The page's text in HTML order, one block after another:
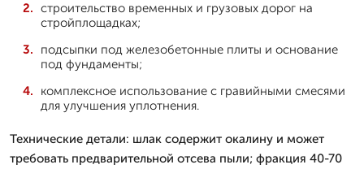
строительство временных и грузовых дорог на
стройплощадках;
подсыпки под железобетонные плиты и основание
под фундаменты;
комплексное использование с гравийными смесями
для улучшения уплотнения.
Технические детали: шлак содержит окалину и может
требовать предварительной отсева пыли; фракция 40-70